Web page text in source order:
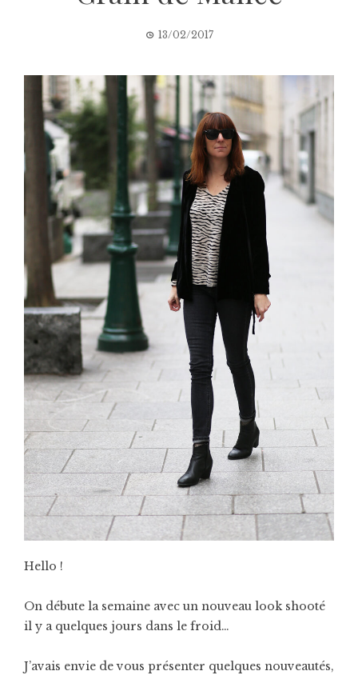
13/02/2017
Hello !
On débute la semaine avec un nouveau look shooté
il y a quelques jours dans le froid…
J’avais envie de vous présenter quelques nouveautés,